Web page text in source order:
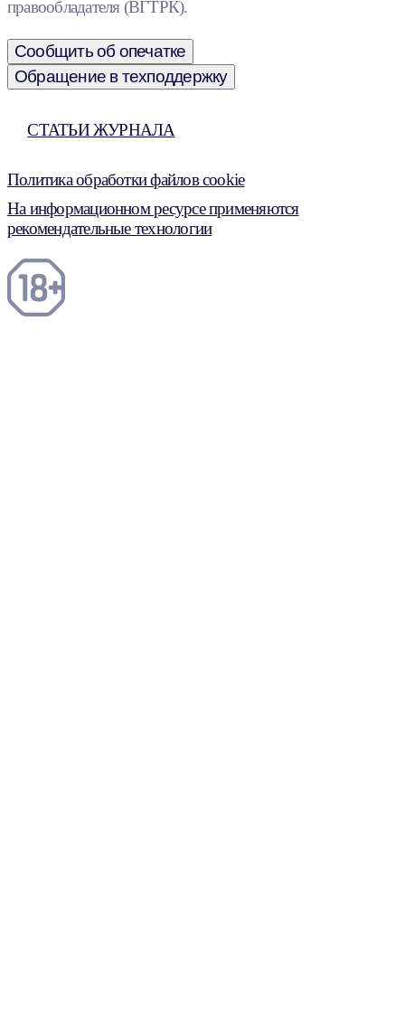
правообладателя (ВГТРК).
Сообщить об опечатке
Обращение в техподдержку
СТАТЬИ ЖУРНАЛА
Политика обработки файлов cookie
На информационном ресурсе применяются
рекомендательные технологии